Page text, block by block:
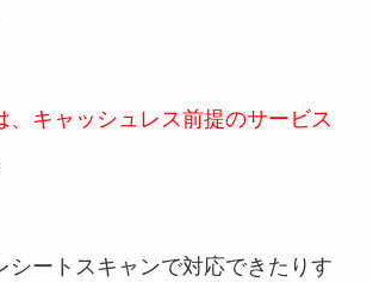
、キャッシュレス前提のサービス
シートスキャンで対応できたりす